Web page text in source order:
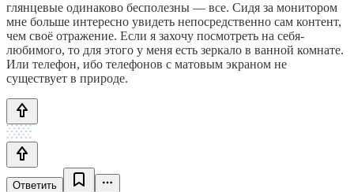
глянцевые одинаково бесполезны — все. Сидя за монитором
мне больше интересно увидеть непосредственно сам контент,
чем своё отражение. Если я захочу посмотреть на себя-
любимого, то для этого у меня есть зеркало в ванной комнате.
Или телефон, ибо телефонов с матовым экраном не
существует в природе.
Ответить